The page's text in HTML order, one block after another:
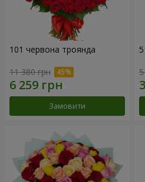
101 червона троянда
11 380 грн
Замовити